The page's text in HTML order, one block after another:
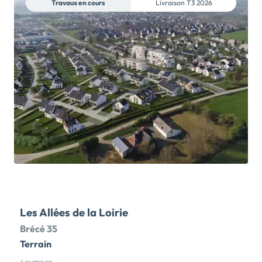
plus accessible grâce au Bail Réel et Solidaire. Au
cœur d’un éco-quartier dynamique, la résidence LES
CLAIRIÈRES BOISÉES propose ses 9 dernières
opportunités en livraison immédiate, avec des
appartements lumineux du 4 au 5 pièces, tous dotés
d’un espace extérieur : balcon, loggia ou terrasse.
Avec plus de 2 200 m² d’espaces paysagers, profitez
d’un cadre de vie naturel et apaisant, qui évolue au fil
des saisons. Grâce au dispositif BRS, vous bénéficiez
de la TVA réduite à 5,5 %, sans oublier le Prêt à Taux
Zéro. Résultat : vous devenez propriétaire de votre
résidence principale avec des mensualités plus
accessibles. Appartement témoin à visiter tout l'été
Travaux en cours Livraison T3 2026
Les Allées de la Loirie
Brécé 35
Terrain